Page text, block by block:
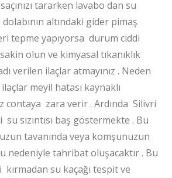
tararken lavabo dan su
altındaki gider pimaş
tepme yapıyorsa durum ciddi
olun ve kimyasal tıkanıklık
verilen ilaçlar atmayınız . Neden
ilaçlar meyil hatası kaynaklı
contaya zara verir . Ardında Silivri
sızıntısı baş göstermekte . Bu
tavanında veya komşunuzun
nedeniyle tahribat oluşacaktır . Bu
su kaçağı tespit ve